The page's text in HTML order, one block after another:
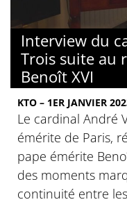
Interview du
Trois suite au
Benoît XVI
KTO – 1ER JANVIER
Le cardinal André
émérite de Paris,
pape émérite
des moments
continuité entre